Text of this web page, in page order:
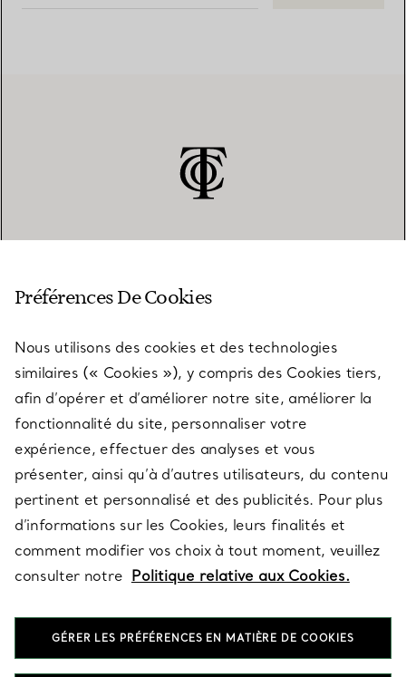
SERVICES
À PROPOS
QUESTIONS LÉGALES
SUIVEZ-NOUS
Préférences De Cookies
Nous utilisons des cookies et des technologies
similaires (« Cookies »), y compris des Cookies tiers,
afin d’opérer et d’améliorer notre site, améliorer la
fonctionnalité du site, personnaliser votre
expérience, effectuer des analyses et vous
présenter, ainsi qu’à d’autres utilisateurs, du contenu
pertinent et personnalisé et des publicités. Pour plus
d’informations sur les Cookies, leurs finalités et
comment modifier vos choix à tout moment, veuillez
consulter notre Politique relative aux Cookies.
GÉRER LES PRÉFÉRENCES EN MATIÈRE DE COOKIES